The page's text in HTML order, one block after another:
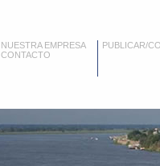
NUESTRA EMPRESA
CONTACTO
PUBLICAR/